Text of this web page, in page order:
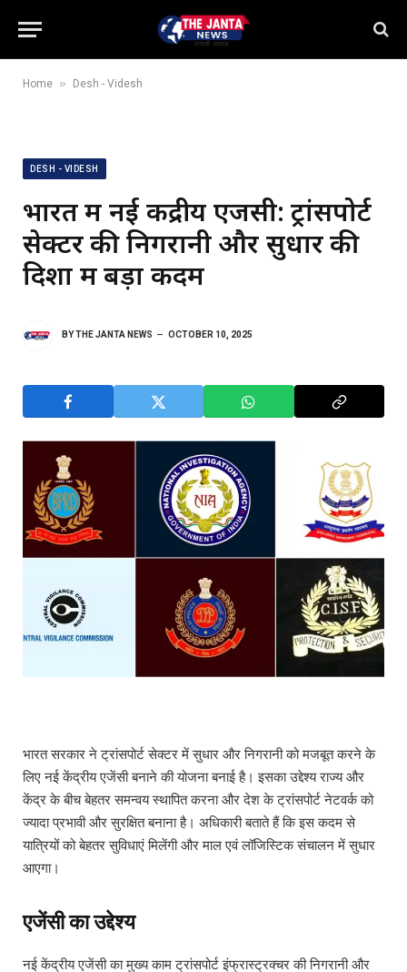
Home » Desh - Videsh
DESH - VIDESH
भारत में नई केंद्रीय एजेंसी: ट्रांसपोर्ट
सेक्टर की निगरानी और सुधार की
दिशा में बड़ा कदम
BYTHE JANTA NEWS OCTOBER 10, 2025
भारत सरकार ने ट्रांसपोर्ट सेक्टर में सुधार और निगरानी को मजबूत करने के
लिए नई केंद्रीय एजेंसी बनाने की योजना बनाई है। इसका उद्देश्य राज्य और
केंद्र के बीच बेहतर समन्वय स्थापित करना और देश के ट्रांसपोर्ट नेटवर्क को
ज्यादा प्रभावी और सुरक्षित बनाना है। अधिकारी बताते हैं कि इस कदम से
यात्रियों को बेहतर सुविधाएं मिलेंगी और माल एवं लॉजिस्टिक संचालन में सुधार
आएगा।
एजेंसी का उद्देश्य
नई केंद्रीय एजेंसी का मुख्य काम ट्रांसपोर्ट इंफ्रास्ट्रक्चर की निगरानी और